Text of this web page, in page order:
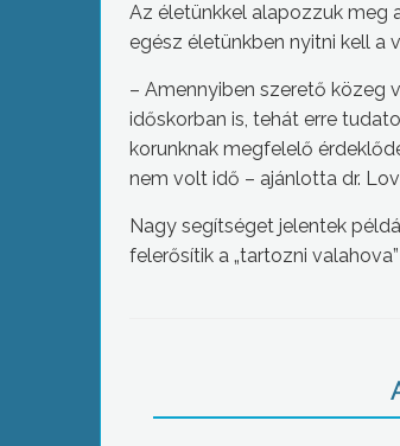
Az életünkkel alapozzuk meg
egész életünkben nyitni kell a
– Amennyiben szerető közeg
időskorban is, tehát erre
korunknak megfelelő
nem volt idő – ajánlotta dr.
Nagy segítséget jelentek
felerősítik a „tartozni